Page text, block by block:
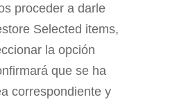
proceder a darle
Selected items,
la opción
que se ha
correspondiente y